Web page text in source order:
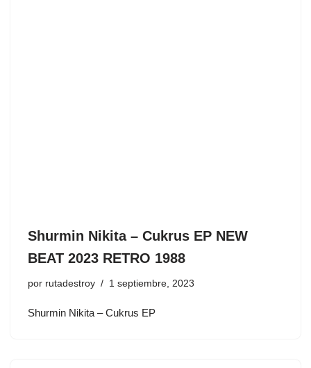
Shurmin Nikita – Cukrus EP NEW
BEAT 2023 RETRO 1988
por rutadestroy 1 septiembre, 2023
Shurmin Nikita – Cukrus EP